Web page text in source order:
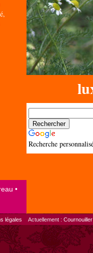
Recherche
légales Actuellement : Cournouiller